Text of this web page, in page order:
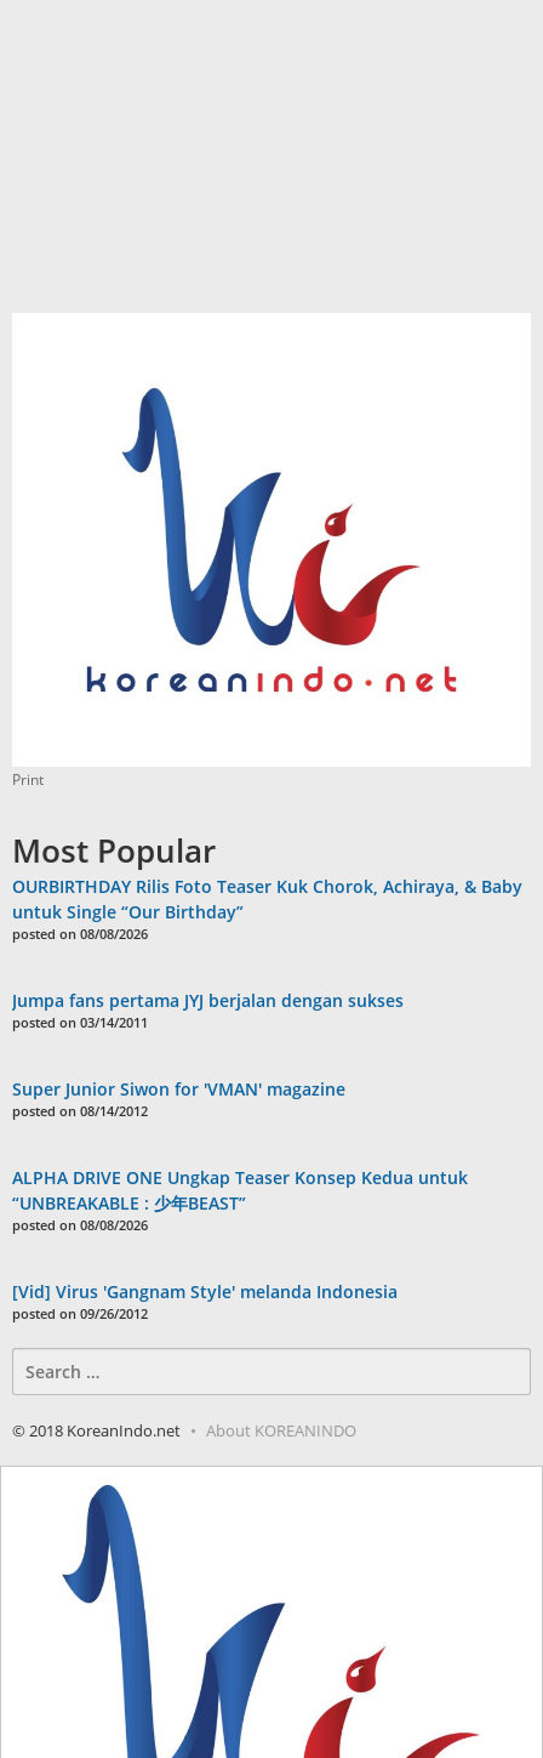
Print
Most Popular
OURBIRTHDAY Rilis Foto Teaser Kuk Chorok, Achiraya, & Baby
untuk Single “Our Birthday”
posted on 08/08/2026
Jumpa fans pertama JYJ berjalan dengan sukses
posted on 03/14/2011
Super Junior Siwon for 'VMAN' magazine
posted on 08/14/2012
ALPHA DRIVE ONE Ungkap Teaser Konsep Kedua untuk
“UNBREAKABLE : 少年BEAST”
posted on 08/08/2026
[Vid] Virus 'Gangnam Style' melanda Indonesia
posted on 09/26/2012
for:
© 2018 KoreanIndo.net About KOREANINDO